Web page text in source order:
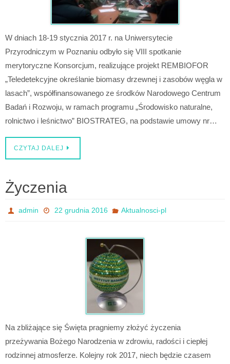
W dniach 18-19 stycznia 2017 r. na Uniwersytecie
Przyrodniczym w Poznaniu odbyło się VIII spotkanie
merytoryczne Konsorcjum, realizujące projekt REMBIOFOR
„Teledetekcyjne określanie biomasy drzewnej i zasobów węgla w
lasach”, współfinansowanego ze środków Narodowego Centrum
Badań i Rozwoju, w ramach programu „Środowisko naturalne,
rolnictwo i leśnictwo” BIOSTRATEG, na podstawie umowy nr…
CZYTAJ DALEJ
Życzenia
admin 22 grudnia 2016 Aktualnosci-pl
Na zbliżające się Święta pragniemy złożyć życzenia
przeżywania Bożego Narodzenia w zdrowiu, radości i ciepłej
rodzinnej atmosferze. Kolejny rok 2017, niech będzie czasem